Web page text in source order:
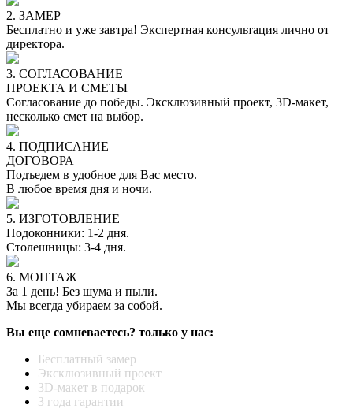
2. ЗАМЕР
Бесплатно и уже завтра! Экспертная консультация лично от
директора.
3. СОГЛАСОВАНИЕ
ПРОЕКТА И СМЕТЫ
Согласование до победы. Эксклюзивный проект, 3D-макет,
несколько смет на выбор.
4. ПОДПИСАНИЕ
ДОГОВОРА
Подъедем в удобное для Вас место.
В любое время дня и ночи.
5. ИЗГОТОВЛЕНИЕ
Подоконники: 1-2 дня.
Столешницы: 3-4 дня.
6. МОНТАЖ
За 1 день! Без шума и пыли.
Мы всегда убираем за собой.
Вы еще сомневаетесь? только у нас:
Бесплатный замер
Эксклюзивный проект
3D-макет в подарок
3 года гарантии